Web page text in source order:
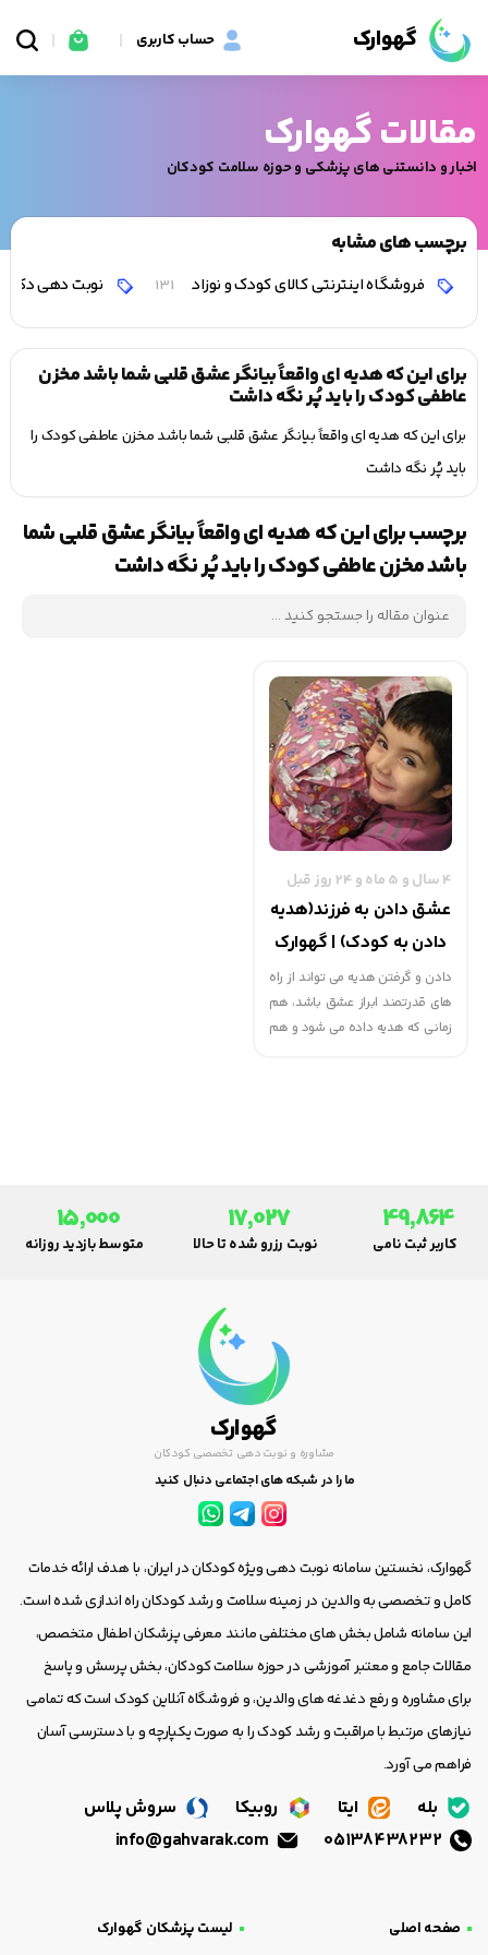
گهوارک حساب کاربری
مقالات گهوارک
اخبار و دانستنی های پزشکی و حوزه سلامت کودکان
برچسب های مشابه
فروشگاه اینترنتی کالای کودک و نوزاد 131 نوبت دهی
برای این که هدیه ای واقعاً بیانگر عشق قلبی شما باشد مخزن
عاطفی کودک را باید پُر نگه داشت
برای این که هدیه ای واقعاً بیانگر عشق قلبی شما باشد مخزن عاطفی کودک را
باید پُر نگه داشت
برچسب برای این که هدیه ای واقعاً بیانگر عشق قلبی شما
باشد مخزن عاطفی کودک را باید پُر نگه داشت
4 سال و 5 ماه و 24 روز قبل
عشق دادن به فرزند(هدیه
دادن به کودک) | گهوارک
دادن و گرفتن هدیه می تواند از راه
های قدرتمند ابراز عشق باشد، هم
زمانی که هدیه داده می شود و هم
49,864
کاربر ثبت نامی
17,027
نوبت رزرو شده تا حالا
15,000
متوسط بازدید روزانه
گهوارک
مشاوره و نوبت دهی تخصصی کودکان
ما را در شبکه های اجتماعی دنبال کنید
گهوارک، نخستین سامانه نوبت دهی ویژه کودکان در ایران، با هدف ارائه خدمات
کامل و تخصصی به والدین در زمینه سلامت و رشد کودکان راه اندازی شده است.
این سامانه شامل بخش های مختلفی مانند معرفی پزشکان اطفال متخصص،
مقالات جامع و معتبر آموزشی در حوزه سلامت کودکان، بخش پرسش و پاسخ
برای مشاوره و رفع دغدغه های والدین، و فروشگاه آنلاین کودک است که تمامی
نیازهای مرتبط با مراقبت و رشد کودک را به صورت یکپارچه و با دسترسی آسان
فراهم می آورد.
بله ایتا روبیکا
سروش پلاس
صفحه اصلی لیست پزشکان گهوارک